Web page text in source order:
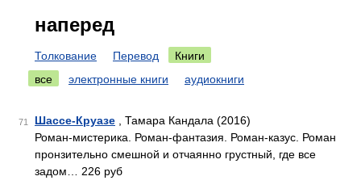
наперед
Толкование Перевод
Книги
все
электронные книги аудиокниги
71 Шассе-Круазе , Тамара Кандала (2016)
Роман-мистерика. Роман-фантазия. Роман-казус. Роман
пронзительно смешной и отчаянно грустный, где все
задом… 226 руб